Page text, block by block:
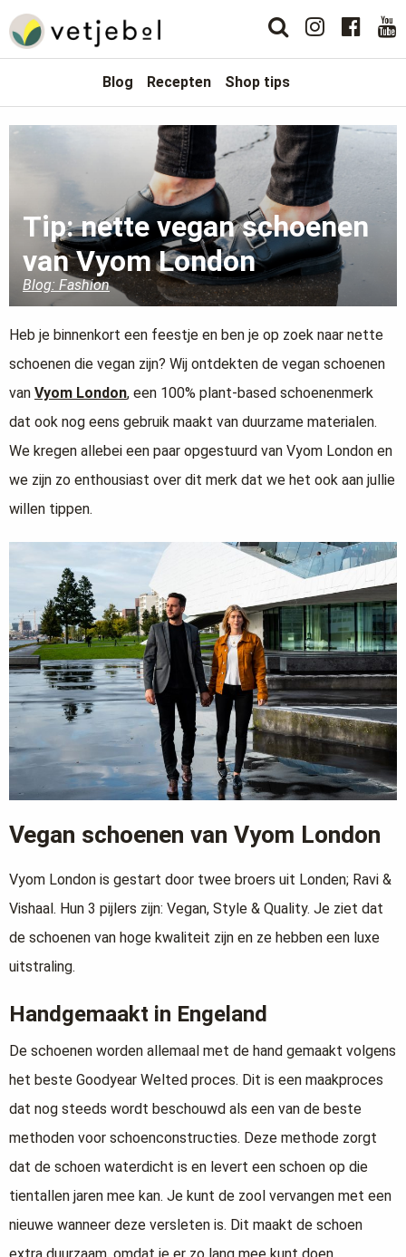
Blog Recepten Shop tips
Tip: nette vegan schoenen
van Vyom London
Blog: Fashion
Heb je binnenkort een feestje en ben je op zoek naar nette
schoenen die vegan zijn? Wij ontdekten de vegan schoenen
van Vyom London, een 100% plant-based schoenenmerk
dat ook nog eens gebruik maakt van duurzame materialen.
We kregen allebei een paar opgestuurd van Vyom London en
we zijn zo enthousiast over dit merk dat we het ook aan jullie
willen tippen.
Vegan schoenen van Vyom London
Vyom London is gestart door twee broers uit Londen; Ravi &
Vishaal. Hun 3 pijlers zijn: Vegan, Style & Quality. Je ziet dat
de schoenen van hoge kwaliteit zijn en ze hebben een luxe
uitstraling.
Handgemaakt in Engeland
De schoenen worden allemaal met de hand gemaakt volgens
het beste Goodyear Welted proces. Dit is een maakproces
dat nog steeds wordt beschouwd als een van de beste
methoden voor schoenconstructies. Deze methode zorgt
dat de schoen waterdicht is en levert een schoen op die
tientallen jaren mee kan. Je kunt de zool vervangen met een
nieuwe wanneer deze versleten is. Dit maakt de schoen